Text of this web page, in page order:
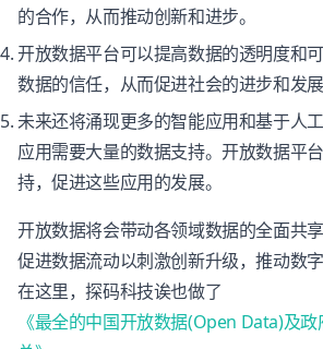
的合作，从而推动创新和进步。
开放数据平台可以提高数据的透明度和
数据的信任，从而促进社会的进步和发展
未来还将涌现更多的智能应用和基于人
应用需要大量的数据支持。开放数据平
持，促进这些应用的发展。
开放数据将会带动各领域数据的全面共
促进数据流动以刺激创新升级，推动数
在这里，探码科技诶也做了
《最全的中国开放数据(Open Data)及